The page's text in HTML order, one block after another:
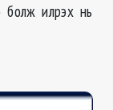
болж илрэх нь